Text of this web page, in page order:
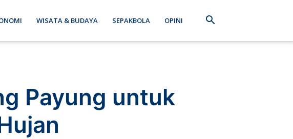
WISATA & BUDAYA SEPAKBOLA OPINI
Payung untuk